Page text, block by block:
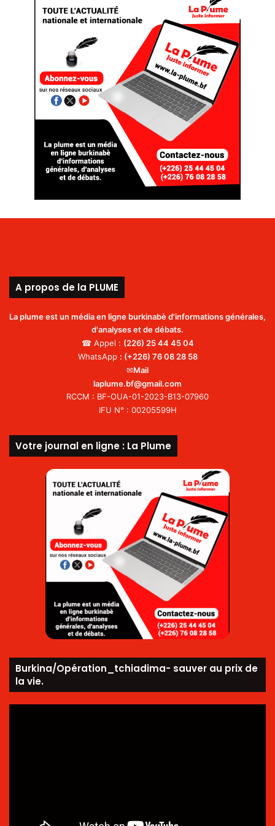
A propos de la PLUME
La plume est un média en ligne burkinabè d'informations générales,
d'analyses et de débats.
☎ Appel : (226) 25 44 45 04
WhatsApp : (+226) 76 08 28 58
✉Mail
laplume.bf@gmail.com
RCCM : BF-OUA-01-2023-B13-07960
IFU N° : 00205599H
Votre journal en ligne : La Plume
Burkina/Opération_tchiadima- sauver au prix de
la vie.